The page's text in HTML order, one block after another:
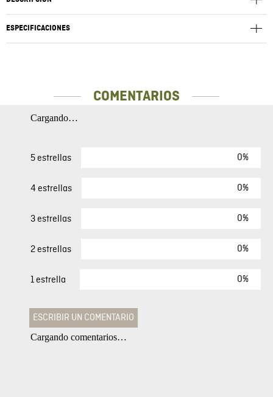
ESPECIFICACIONES
COMENTARIOS
Cargando…
5 estrellas 0%
4 estrellas 0%
3 estrellas 0%
2 estrellas 0%
1 estrella 0%
ESCRIBIR UN COMENTARIO
Cargando comentarios…